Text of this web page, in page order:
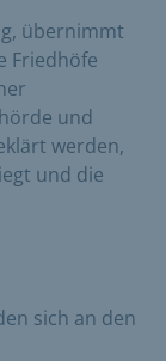
übernimmt
Friedhöfe
und
werden,
und die
sich an den